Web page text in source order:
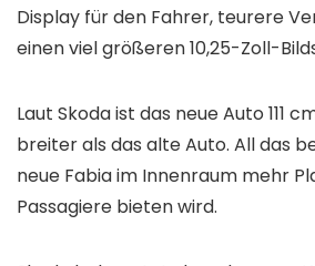
Display für den Fahrer, teurere
einen viel größeren 10,25-Zoll-
Laut Skoda ist das neue Auto 111
breiter als das alte Auto. All das
neue Fabia im Innenraum mehr
Passagiere bieten wird.